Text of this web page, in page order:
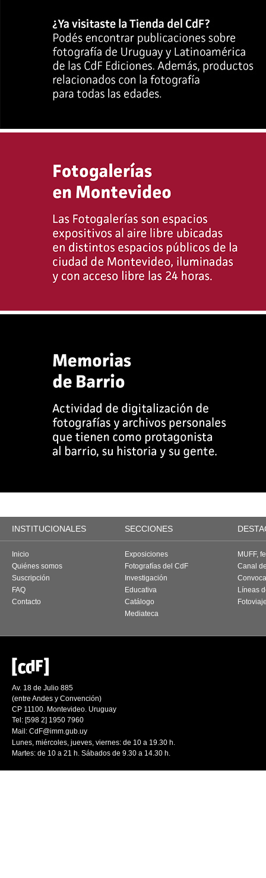
INSTITUCIONALES SECCIONES
Inicio
Quiénes somos
Suscripción
FAQ
Contacto
Exposiciones
Fotografías del CdF
Investigación
Educativa
Catálogo
Mediateca
MUFF,
Canal
Líneas
Av. 18 de Julio 885
(entre Andes y Convención)
CP 11100. Montevideo. Uruguay
Tel: [598 2] 1950 7960
Mail: CdF@imm.gub.uy
Lunes, miércoles, jueves, viernes: de 10 a 19.30 h.
Martes: de 10 a 21 h. Sábados de 9.30 a 14.30 h.